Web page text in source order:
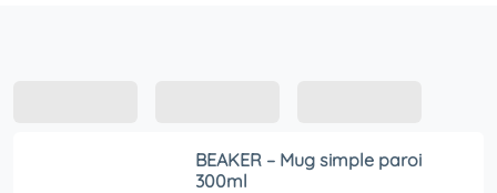
BEAKER – Mug simple paroi
300ml